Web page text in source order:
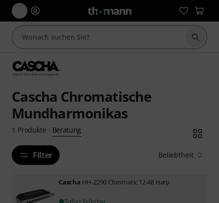
Suche
Cascha Chromatische
Mundharmonikas
1 Produkte · Beratung
Filter Beliebtheit
Cascha HH-2290 Chromatic 12-48 Harp
Sofort lieferbar